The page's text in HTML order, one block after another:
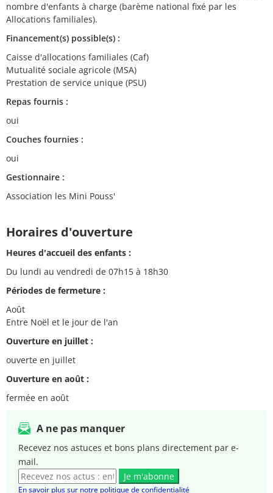
nombre d'enfants à charge (barème national fixé par les
Allocations familiales).
Financement(s) possible(s) :
Caisse d'allocations familiales (Caf)
Mutualité sociale agricole (MSA)
Prestation de service unique (PSU)
Repas fournis :
oui
Couches fournies :
oui
Gestionnaire :
Association les Mini Pouss'
Horaires d'ouverture
Heures d'accueil des enfants :
Du lundi au vendredi de 07h15 à 18h30
Périodes de fermeture :
Août
Entre Noël et le jour de l'an
Ouverture en juillet :
ouverte en juillet
Ouverture en août :
fermée en août
A ne pas manquer
Recevez nos astuces et bons plans directement par e-
mail.
Je m'abonne
En savoir plus sur notre politique de confidentialité